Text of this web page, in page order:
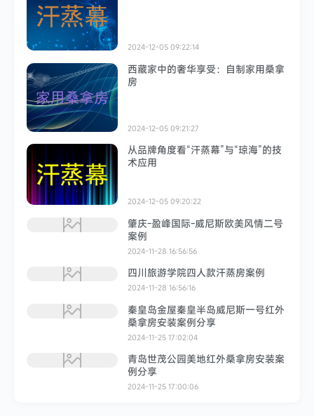
2024-12-05 09:22:14
西藏家中的奢华享受：自制家用桑拿
房
2024-12-05 09:21:27
从品牌角度看“汗蒸幕”与“琼海”的技
术应用
2024-12-05 09:20:22
肇庆-盈峰国际-威尼斯欧美风情二号
案例
2024-11-28 16:56:56
四川旅游学院四人款汗蒸房案例
2024-11-28 16:56:16
秦皇岛金屋秦皇半岛威尼斯一号红外
桑拿房安装案例分享
2024-11-25 17:02:04
青岛世茂公园美地红外桑拿房安装案
例分享
2024-11-25 17:00:06